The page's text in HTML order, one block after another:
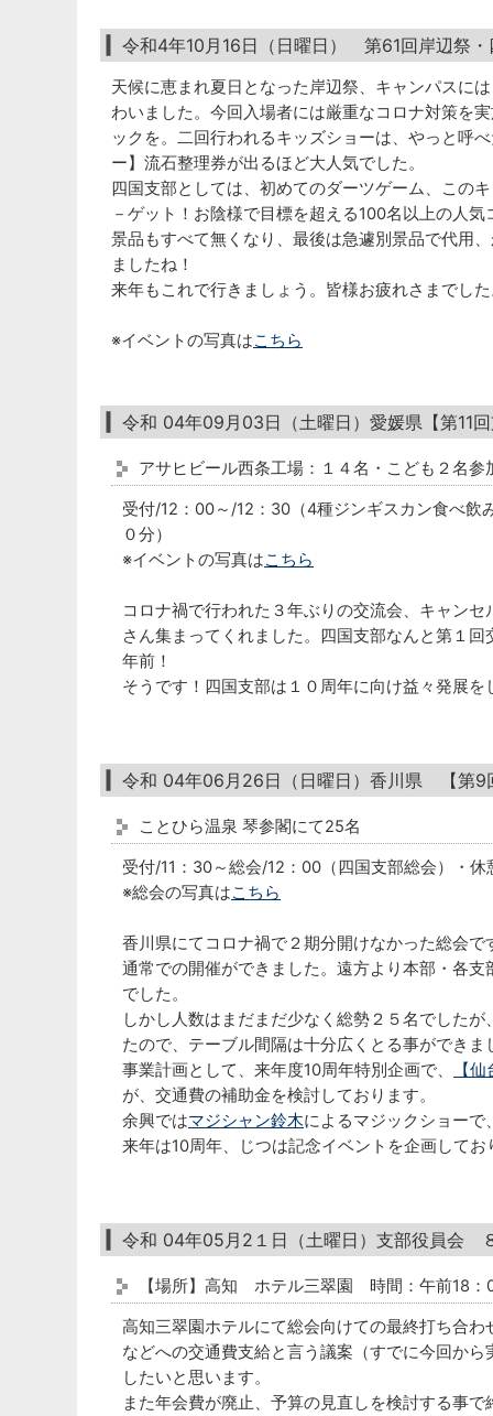
令和4年10月16日（日曜日） 第61回岸辺祭・
天候に恵まれ夏日となった岸辺祭、キャンパスに
わいました。今回入場者には厳重なコロナ対策を
ックを。二回行われるキッズショーは、やっと呼
ー】流石整理券が出るほど大人気でした。
四国支部としては、初めてのダーツゲーム、この
－ゲット！お陰様で目標を超える100名以上の人
景品もすべて無くなり、最後は急遽別景品で代用
ましたね！
来年もこれで行きましょう。皆様お疲れさまでし
※イベントの写真はこちら
令和 04年09月03日（土曜日）愛媛県【第11
アサヒビール西条工場：１４名・こども２名参
受付/12：00～/12：30（4種ジンギスカン食べ
０分）
※イベントの写真はこちら
コロナ禍で行われた３年ぶりの交流会、キャン
さん集まってくれました。四国支部なんと第１回
年前！
そうです！四国支部は１０周年に向け益々発展を
令和 04年06月26日（日曜日）香川県 【第9
ことひら温泉 琴参閣にて25名
受付/11：30～総会/12：00（四国支部総会）・
※総会の写真はこちら
香川県にてコロナ禍で２期分開けなかった総会で
通常での開催ができました。遠方より本部・各支
でした。
しかし人数はまだまだ少なく総勢２５名でした
たので、テーブル間隔は十分広くとる事ができま
事業計画として、来年度10周年特別企画で、
【
が、交通費の補助金を検討しております。
余興ではマジシャン鈴木によるマジックショー
来年は10周年、じつは記念イベントを企画して
令和 04年05月2１日（土曜日）支部役員会
【場所】高知 ホテル三翠園 時間：午前18：
高知三翠園ホテルにて総会向けての最終打ち合わ
などへの交通費支給と言う議案（すでに今回か
したいと思います。
また年会費が廃止、予算の見直しを検討する事で